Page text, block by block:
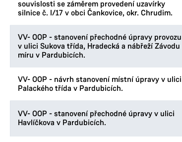
souvislosti se záměrem provedení uzavírky
silnice č. I/17 v obci Čankovice, okr. Chrudim.
VV- OOP - stanovení přechodné úpravy provozu
v ulici Sukova třída, Hradecká a nábřeží Závodu
míru v Pardubicích.
VV- OOP - návrh stanovení místní úpravy v ulici
Palackého třída v Pardubicích.
VV- OOP - stanovení přechodné úpravy v ulici
Havlíčkova v Pardubicích.